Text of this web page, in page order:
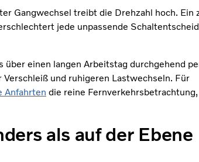
Gangwechsel treibt die Drehzahl hoch. Ein
jede unpassende
einen langen Arbeitstag durchgehend
und ruhigeren Lastwechseln. Für
Anfahrten die reine
als auf der Ebene